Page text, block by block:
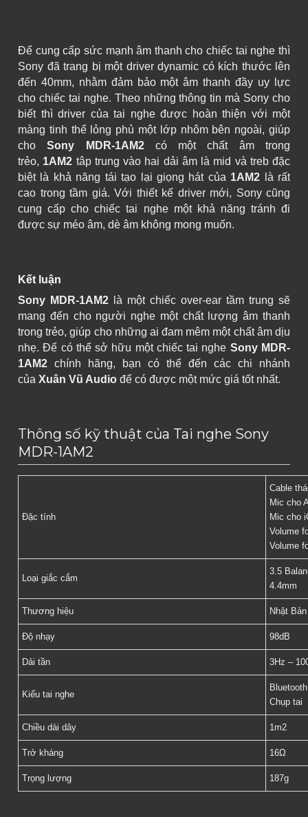
Để cung cấp sức mạnh âm thanh cho chiếc tai nghe thì
Sony đã trang bị một driver dynamic có kích thước lên
đến 40mm, nhằm đảm bảo một âm thanh đầy uy lực
cho chiếc tai nghe. Theo những thông tin mà Sony cho
biết thì driver của tai nghe được hoàn thiện với một
màng tinh thể lỏng phủ một lớp nhôm bên ngoài, giúp
choSony MDR-1AM2 có một chất âm trong
trẻo, 1AM2 tâp trung vào hai dải âm là mid và treb đặc
biệt là khả năng tái tạo lại giọng hát của 1AM2 là rất
cao trong tầm giá. Với thiết kế driver mới, Sony cũng
cung cấp cho chiếc tai nghe một khả năng tránh đi
được sự méo âm, dè âm không mong muốn.
Kết luận
Sony MDR-1AM2 là một chiếc over-ear tầm trung sẽ
mang đến cho người nghe một chất lượng âm thanh
trong trẻo, giúp cho những ai đam mêm một chất âm dịu
nhẹ. Để có thể sở hữu một chiếc tai nghe Sony MDR-
1AM2 chính hãng, bạn có thể đến các chi nhánh
của Xuân Vũ Audio để có được một mức giá tốt nhất.
Thông số kỹ thuật của Tai nghe Sony
MDR-1AM2
Đặc tính
Cable
Mic cho
Mic cho
Volume
Volume
Loại giắc cắm
3.5
4.4mm
Thương hiệu Nhật Bản
Độ nhạy 98dB
Dải tần 3Hz –
Kiểu tai nghe
Bluetooth
Chụp tai
Chiều dài dây 1m2
Trở kháng 16Ω
Trọng lượng 187g